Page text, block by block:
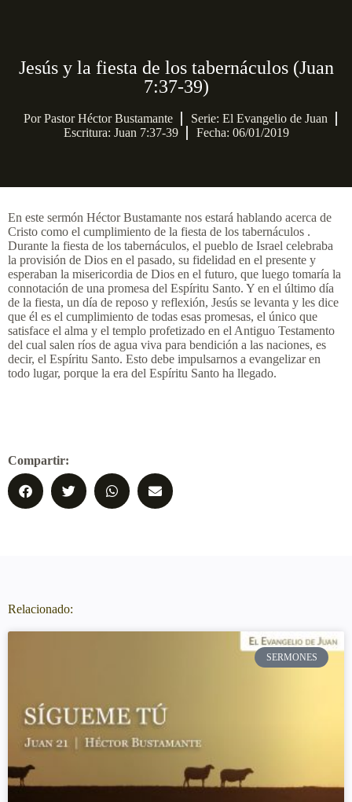
Jesús y la fiesta de los tabernáculos (Juan
7:37-39)
PorPastor Héctor Bustamante Serie: El Evangelio de Juan
Escritura: Juan 7:37-39
Fecha: 06/01/2019
En este sermón Héctor Bustamante nos estará hablando acerca de
Cristo como el cumplimiento de la fiesta de los tabernáculos .
Durante la fiesta de los tabernáculos, el pueblo de Israel celebraba
la provisión de Dios en el pasado, su fidelidad en el presente y
esperaban la misericordia de Dios en el futuro, que luego tomaría la
connotación de una promesa del Espíritu Santo. Y en el último día
de la fiesta, un día de reposo y reflexión, Jesús se levanta y les dice
que él es el cumplimiento de todas esas promesas, el único que
satisface el alma y el templo profetizado en el Antiguo Testamento
del cual salen ríos de agua viva para bendición a las naciones, es
decir, el Espíritu Santo. Esto debe impulsarnos a evangelizar en
todo lugar, porque la era del Espíritu Santo ha llegado.
Compartir:
Relacionado:
SERMONES